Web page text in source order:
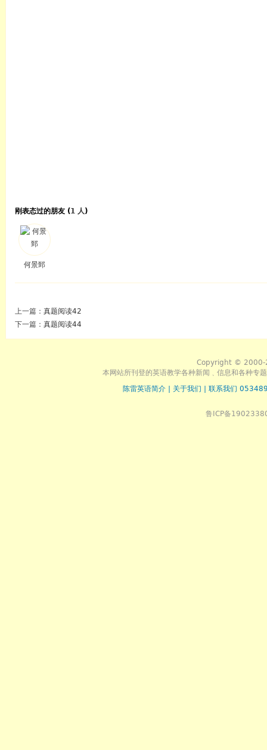
刚表态过的朋友 (1 人)
何景郅
上一篇： 真题阅读42
下一篇： 真题阅读44
Copyright © 2000-
本网站所刊登的英语教学各种新闻﹑信息和各种专
陈雷英语简介
关于我们 联系我们
鲁ICP备